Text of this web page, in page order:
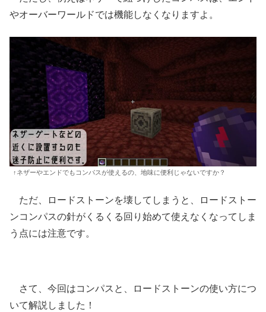
やオーバーワールドでは機能しなくなりますよ。
↑ネザーやエンドでもコンパスが使えるの、地味に便利じゃないですか？
ただ、ロードストーンを壊してしまうと、ロードストー
ンコンパスの針がくるくる回り始めて使えなくなってしま
う点には注意です。
さて、今回はコンパスと、ロードストーンの使い方につ
いて解説しました！